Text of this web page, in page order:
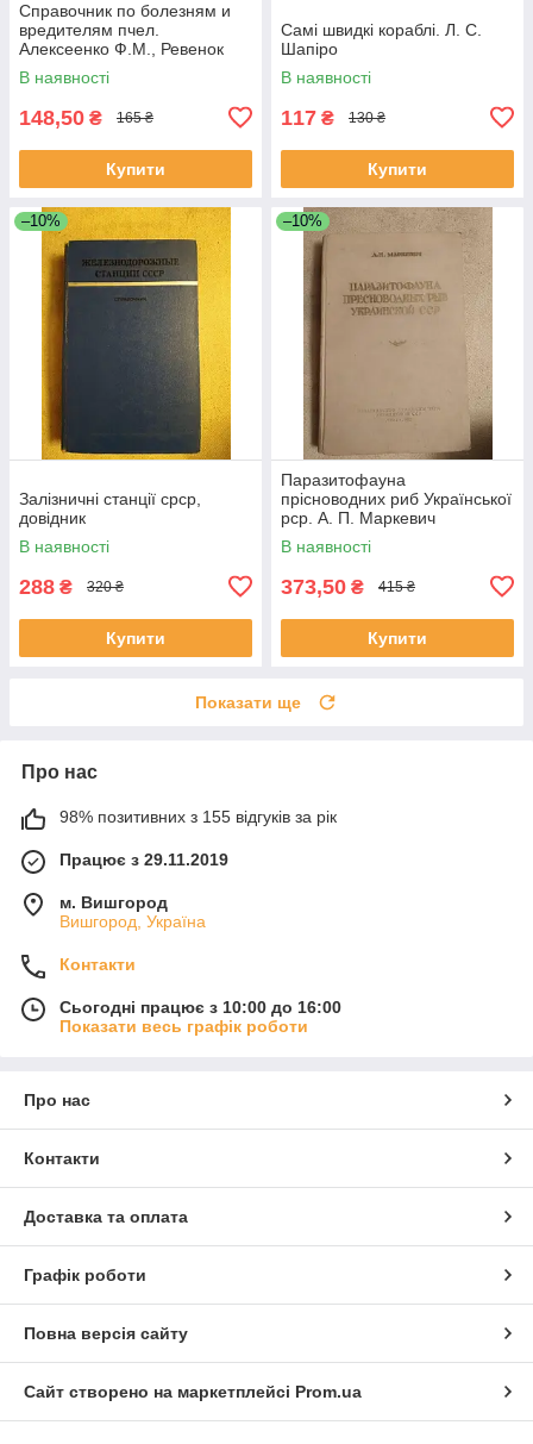
Справочник по болезням и
вредителям пчел.
Алексеенко Ф.М., Ревенок
В.А., Чепурко М.А.
В наявності
148,50 ₴ 165 ₴
Купити
Самі швидкі кораблі. Л. С.
Шапіро
В наявності
117 ₴ 130 ₴
Купити
–10%
Залізничні станції срср,
довідник
В наявності
288 ₴ 320 ₴
Купити
–10%
Паразитофауна
прісноводних риб Української
рср. А. П. Маркевич
В наявності
373,50 ₴ 415 ₴
Купити
Показати ще
Про нас
98% позитивних з 155 відгуків за рік
Працює з 29.11.2019
м. Вишгород
Вишгород, Україна
Контакти
Сьогодні працює з 10:00 до 16:00
Показати весь графік роботи
Про нас
Контакти
Доставка та оплата
Графік роботи
Повна версія сайту
Сайт створено на маркетплейсі Prom.ua